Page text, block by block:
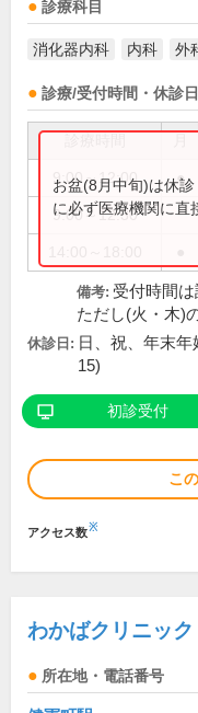
診療科目
消化器内科 内科 外
診療/受付時間・休診日
9:00～12:00 ●
9:00～12:30
お盆(8月中旬)は休
に必ず医療機関に直
備考: 受付時間
ただし(火・木)
休診日: 日、祝、年末年
15)
初診受付
こ
アクセス数※
わかばクリニック
所在地・電話番号